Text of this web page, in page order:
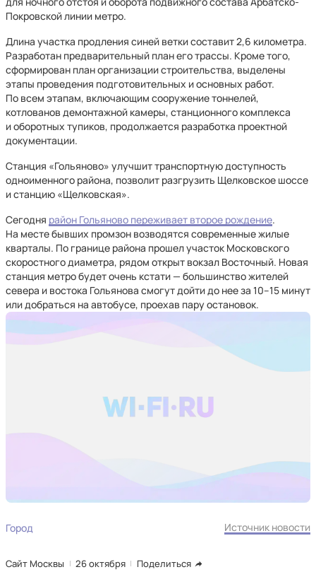
Покровской линии метро.
Длина участка продления синей ветки составит 2,6 километра.
Разработан предварительный план его трассы. Кроме того,
сформирован план организации строительства, выделены
этапы проведения подготовительных и основных работ.
По всем этапам, включающим сооружение тоннелей,
котлованов демонтажной камеры, станционного комплекса
и оборотных тупиков, продолжается разработка проектной
документации.
Станция «Гольяново» улучшит транспортную доступность
одноименного района, позволит разгрузить Щелковское шоссе
и станцию «Щелковская».
Сегодня район Гольяново переживает второе рождение.
На месте бывших промзон возводятся современные жилые
кварталы. По границе района прошел участок Московского
скоростного диаметра, рядом открыт вокзал Восточный. Новая
станция метро будет очень кстати — большинство жителей
севера и востока Гольянова смогут дойти до нее за 10–15 минут
или добраться на автобусе, проехав пару остановок.
Город Источник новости
Сайт Москвы 26 октября Поделиться